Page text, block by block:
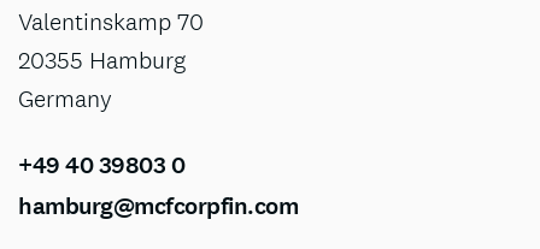
Valentinskamp 70
20355 Hamburg
Germany
+49 40 39803 0
hamburg@mcfcorpfin.com